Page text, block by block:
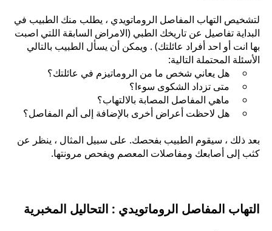
لتشخيص التهاب المفاصل الروماتويدي ، يطلب منك الطبيب في
البداية تفاصيل عن تاريخك الطبي (الامراض السابقة اللتي اصبت
بها انت أو احد أفراد عائلتك) . ويمكن أن يسأل الطبيب بالتالي
الأسئلة المحتملة التالية:
هل يعاني شخص ما من الروماتيزم في عائلتك؟
متى تزداد الشكوى سوءا؟
ماهي المفاصل المصابة بالالتهاب؟
هل لاحظت أعراض أخرى بالإضافة إلى ألم المفاصل؟
بعد ذلك ، سيقوم الطبيب بفحصك. على سبيل المثال ، ينظر عن
كثب إلى أصابعك ومفاصلات المعصم ويفحص مرونتها.
التهاب المفاصل الروماتويدي : التحاليل المخبرية